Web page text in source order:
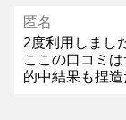
匿名
2度利用しまし
ここの口コミは
的中結果も捏造